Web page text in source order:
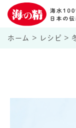
ホーム > レシピ >